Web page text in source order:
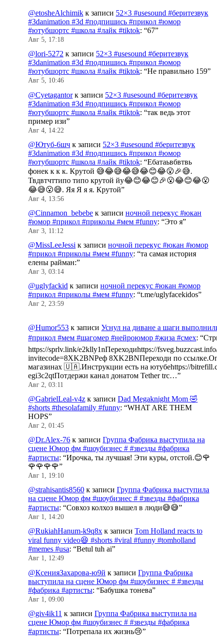
@etosheAlchimik к записи 52×3 #usesound #беритезвук
#3danimation #3d #подпишись #прикол #юмор
#ютубшортс #школа #лайк #tiktok: “67”
Авг 5, 17:18
@lori-5272 к записи 52×3 #usesound #беритезвук
#3danimation #3d #подпишись #прикол #юмор
#ютубшортс #школа #лайк #tiktok: “Не правильно 159”
Авг 5, 10:46
@Cyetagantorк записи 52×3 #usesound #беритезвук
#3danimation #3d #подпишись #прикол #юмор
#ютубшортс #школа #лайк #tiktok: “так ведь этот
пример изи”
Авг 4, 14:22
@Ютуб-6шч к записи 52×3 #usesound #беритезвук
#3danimation #3d #подпишись #прикол #юмор
#ютубшортс #школа #лайк #tiktok: “Ебатаьвбвтвь
фонек к к к. Крутой 😅😂😅😂😅😂😊😂😮🎉😅.
Твдвтчттипо типо крутой йу😂😊😂😊🎉😮😂😊😂😮
😂😅😮😅. Яя Я я я. Крутой”
Авг 4, 13:56
@Cinnamon_bebebe к записи ночной перекус #юкан
#юмор #прикол #приколы #мем #funny: “Это я”
Авг 3, 11:12
@MissLeeJessi к записи ночной перекус #юкан #юмор
#прикол #приколы #мем #funny: “та самая история
елены райман:”
Авг 3, 03:14
@uglyfackid к записи ночной перекус #юкан #юмор
#прикол #приколы #мем #funny: “t.me/uglyfacekidos”
Авг 2, 23:59
@Humor553 к записи Уснул на диване а шаги
#прикол #мем #шагомер #нейроюмор #жиза #смех: “
https://sprlv.link/e2klly1nПереходиhttps://
invitecode=8XK2BNРеф 8XK2BNПереходи по
магазинах 🇺🇦.Инструкции есть на ютубеhttps://
egi3c2qtПотдержи канал донатом Tether trc…”
Авг 2, 03:11
@GabrielLeal-v4z к записи Dad Megaknight Mom 🤣
#shorts #thesolafamily #funny: “WHAT ARE THEM
HOPS”
Авг 2, 01:45
@Dr.Alex-76 к записи Группа Фабрика выступила на
сцене Юмор фм #шоубизнес # #звезды #фабрика
#артисты: “Ирочка, ты лучшая! Эти куры, отстой.😊🌹
🌹🌹🌹🌹”
Авг 1, 19:10
@strahisantis8560 к записи Группа Фабрика выступила
на сцене Юмор фм #шоубизнес # #звезды #фабрика
#артисты: “Совхоз колхоз вышел в люди😅😅”
Авг 1, 14:20
@RukiahHanum-k9q8x к записи Tom Holland reacts to
viral funny video😆 #shorts #viral #funny #tomholland
#memes #usa: “Betul tuh ai”
Авг 1, 12:49
@КсенияЗахарова-ю9й к записи Группа Фабрика
выступила на сцене Юмор фм #шоубизнес # #звезды
#фабрика #артисты: “Бабушка тонева”
Авг 1, 09:00
@giv4ik11 к записи Группа Фабрика выступила на
сцене Юмор фм #шоубизнес # #звезды #фабрика
#артисты: “Потрепала их жизнь😢”